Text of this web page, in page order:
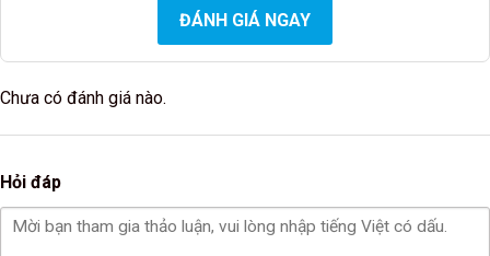
ĐÁNH GIÁ NGAY
Chưa có đánh giá nào.
Hỏi đáp